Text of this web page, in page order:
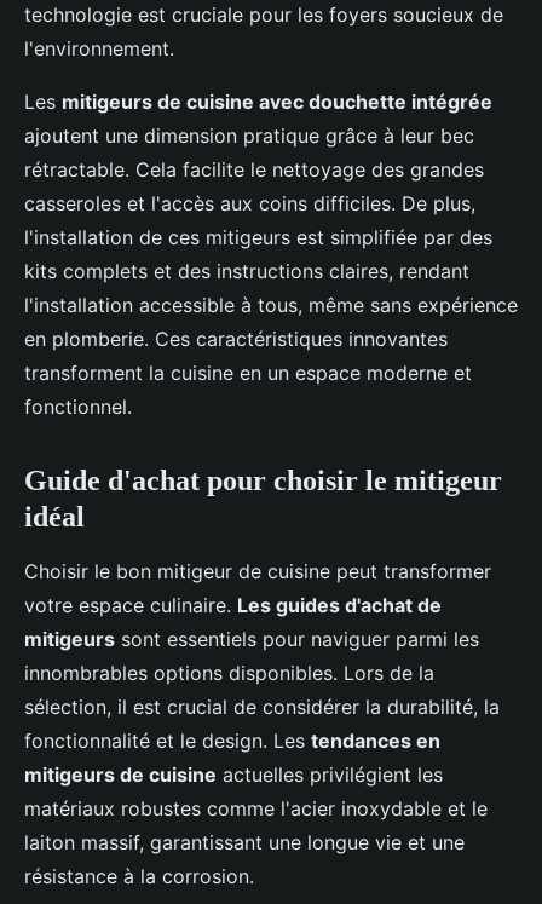
technologie est cruciale pour les foyers soucieux de
l'environnement.
Les mitigeurs de cuisine avec douchette intégrée
ajoutent une dimension pratique grâce à leur bec
rétractable. Cela facilite le nettoyage des grandes
casseroles et l'accès aux coins difficiles. De plus,
l'installation de ces mitigeurs est simplifiée par des
kits complets et des instructions claires, rendant
l'installation accessible à tous, même sans expérience
en plomberie. Ces caractéristiques innovantes
transforment la cuisine en un espace moderne et
fonctionnel.
Guide d'achat pour choisir le mitigeur
idéal
Choisir le bon mitigeur de cuisine peut transformer
votre espace culinaire. Les guides d'achat de
mitigeurs sont essentiels pour naviguer parmi les
innombrables options disponibles. Lors de la
sélection, il est crucial de considérer la durabilité, la
fonctionnalité et le design. Les tendances en
mitigeurs de cuisine actuelles privilégient les
matériaux robustes comme l'acier inoxydable et le
laiton massif, garantissant une longue vie et une
résistance à la corrosion.